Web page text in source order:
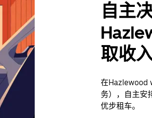
自主
取收
在Hazlewood
务），自主安
优步租车。